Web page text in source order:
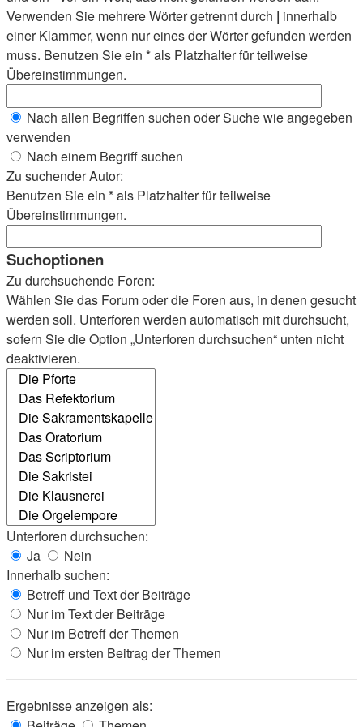
Verwenden Sie mehrere Wörter getrennt durch | innerhalb
einer Klammer, wenn nur eines der Wörter gefunden werden
muss. Benutzen Sie ein * als Platzhalter für teilweise
Übereinstimmungen.
Nach allen Begriffen suchen oder Suche wie angegeben
verwenden
Nach einem Begriff suchen
Zu suchender Autor:
Benutzen Sie ein * als Platzhalter für teilweise
Übereinstimmungen.
Suchoptionen
Zu durchsuchende Foren:
Wählen Sie das Forum oder die Foren aus, in denen gesucht
werden soll. Unterforen werden automatisch mit durchsucht,
sofern Sie die Option „Unterforen durchsuchen“ unten nicht
deaktivieren.
Unterforen durchsuchen:
Ja
Nein
Innerhalb suchen:
Betreff und Text der Beiträge
Nur im Text der Beiträge
Nur im Betreff der Themen
Nur im ersten Beitrag der Themen
Ergebnisse anzeigen als: